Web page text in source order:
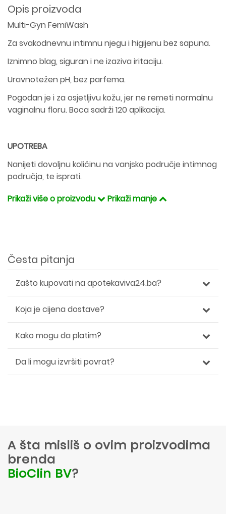
Opis proizvoda
Multi-Gyn FemiWash
Za svakodnevnu intimnu njegu i higijenu bez sapuna.
Iznimno blag, siguran i ne izaziva iritaciju.
Uravnotežen pH, bez parfema.
Pogodan je i za osjetljivu kožu, jer ne remeti normalnu
vaginalnu floru. Boca sadrži 120 aplikacija.
UPOTREBA
Nanijeti dovoljnu količinu na vanjsko područje intimnog
područja, te isprati.
Prikaži više o proizvodu
Prikaži manje
Česta pitanja
Zašto kupovati na apotekaviva24.ba?
Koja je cijena dostave?
Kako mogu da platim?
Da li mogu izvršiti povrat?
A šta misliš o ovim proizvodima
brenda
BioClin BV?